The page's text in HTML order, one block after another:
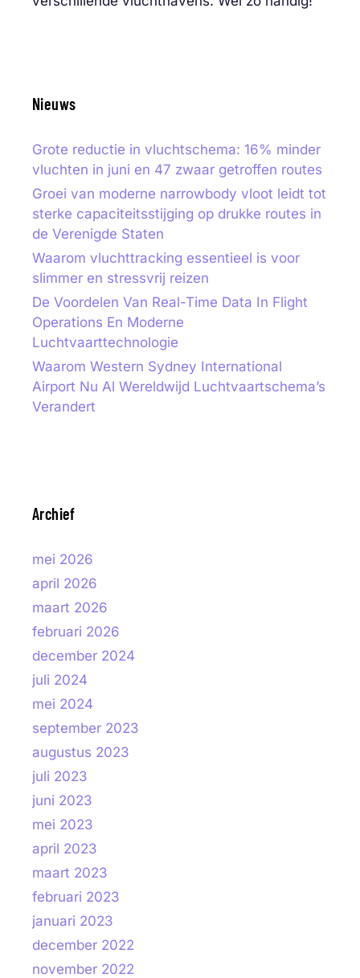
Nieuws
Grote reductie in vluchtschema: 16% minder
vluchten in juni en 47 zwaar getroffen routes
Groei van moderne narrowbody vloot leidt tot
sterke capaciteitsstijging op drukke routes in
de Verenigde Staten
Waarom vluchttracking essentieel is voor
slimmer en stressvrij reizen
De Voordelen Van Real-Time Data In Flight
Operations En Moderne
Luchtvaarttechnologie
Waarom Western Sydney International
Airport Nu Al Wereldwijd Luchtvaartschema’s
Verandert
Archief
mei 2026
april 2026
maart 2026
februari 2026
december 2024
juli 2024
mei 2024
september 2023
augustus 2023
juli 2023
juni 2023
mei 2023
april 2023
maart 2023
februari 2023
januari 2023
december 2022
november 2022